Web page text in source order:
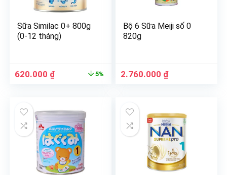
Sữa Similac 0+ 800g
(0-12 tháng)
620.000 ₫ 5%
Bộ 6 Sữa Meiji số 0
820g
2.760.000 ₫